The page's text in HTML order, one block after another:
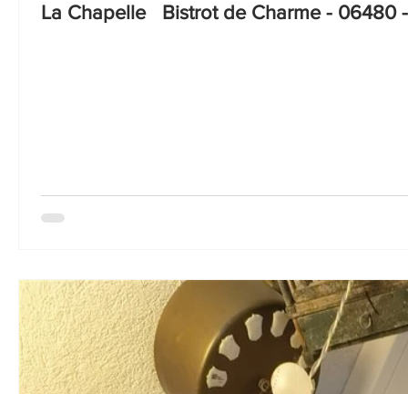
La Chapelle Bistrot de Charme - 06480